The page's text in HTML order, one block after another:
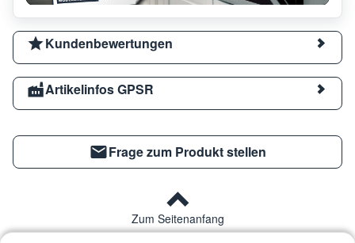
Kundenbewertungen
Artikelinfos GPSR
Frage zum Produkt stellen
Zum Seitenanfang